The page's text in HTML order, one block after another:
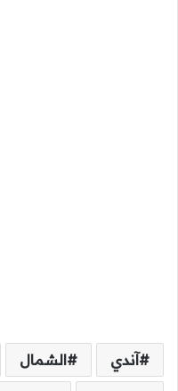
آندي الشمال